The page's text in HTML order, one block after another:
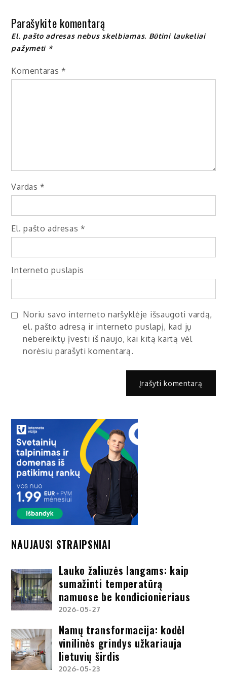
Parašykite komentarą
El. pašto adresas nebus skelbiamas. Būtini laukeliai
pažymėti *
Komentaras *
Vardas *
El. pašto adresas *
Interneto puslapis
Noriu savo interneto naršyklėje išsaugoti vardą,
el. pašto adresą ir interneto puslapį, kad jų
nebereiktų įvesti iš naujo, kai kitą kartą vėl
norėsiu parašyti komentarą.
NAUJAUSI STRAIPSNIAI
Lauko žaliuzės langams: kaip
sumažinti temperatūrą
namuose be kondicionieriaus
2026-05-27
Namų transformacija: kodėl
vinilinės grindys užkariauja
lietuvių širdis
2026-05-23